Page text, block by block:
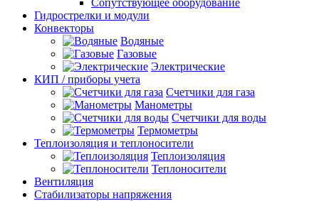
Сопутствующее оборудование
Гидрострелки и модули
Конвекторы
Водяные
Газовые
Электрические
КИП / приборы учета
Счетчики для газа
Манометры
Счетчики для воды
Термометры
Теплоизоляция и теплоносители
Теплоизоляция
Теплоносители
Вентиляция
Стабилизаторы напряжения